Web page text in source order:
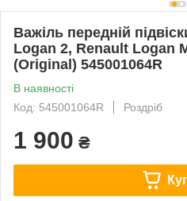
Важіль передній
Logan 2, Renault Logan
(Original) 545001064R
В наявності
Код: 545001064R
Роздріб
1 900 ₴